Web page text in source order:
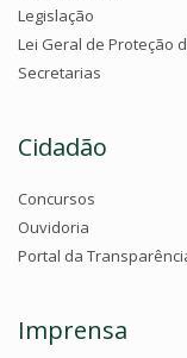
Legislação
Lei Geral de Proteção
Secretarias
Cidadão
Concursos
Ouvidoria
Portal da
Imprensa